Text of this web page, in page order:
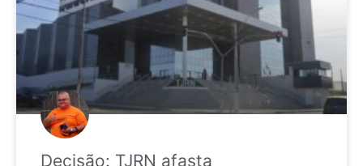
Decisão: TJRN afasta